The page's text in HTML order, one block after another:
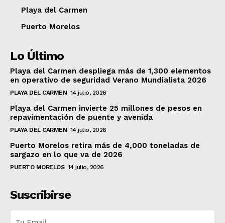
Playa del Carmen
Puerto Morelos
Lo Último
Playa del Carmen despliega más de 1,300 elementos
en operativo de seguridad Verano Mundialista 2026
PLAYA DEL CARMEN 14 julio, 2026
Playa del Carmen invierte 25 millones de pesos en
repavimentación de puente y avenida
PLAYA DEL CARMEN 14 julio, 2026
Puerto Morelos retira más de 4,000 toneladas de
sargazo en lo que va de 2026
PUERTO MORELOS 14 julio, 2026
Suscribirse